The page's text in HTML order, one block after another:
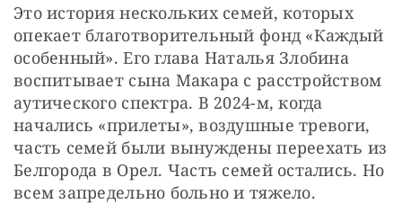
Это история нескольких семей, которых
опекает благотворительный фонд «Каждый
особенный». Его глава Наталья Злобина
воспитывает сына Макара с расстройством
аутического спектра. В 2024-м, когда
начались «прилеты», воздушные тревоги,
часть семей были вынуждены переехать из
Белгорода в Орел. Часть семей остались. Но
всем запредельно больно и тяжело.